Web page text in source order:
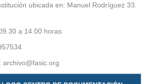
ubicada en: Manuel Rodríguez 33.
a 14.00 horas
archivo@fasic.org